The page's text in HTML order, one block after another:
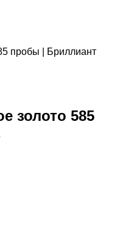
пробы | Бриллиант
золото 585